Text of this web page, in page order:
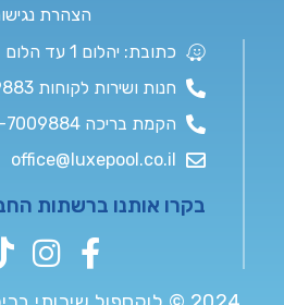
הצהרת
כתובת: יהלום 1 עד הלום
חנות ושירות לקוחות 074-7009883
הקמת בריכה 074-7009884
office@luxepool.co.il
בקרו אותנו ברשתות